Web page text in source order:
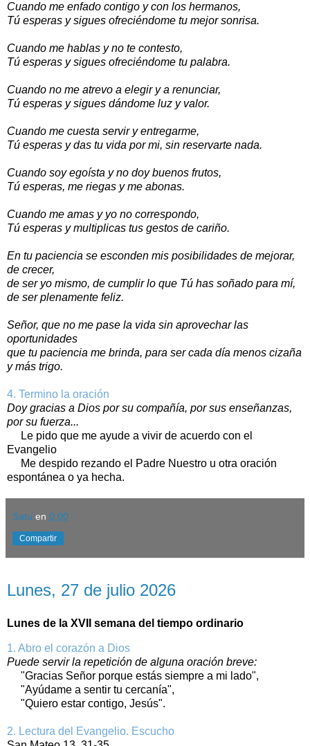
Cuando me enfado contigo y con los hermanos,
Tú esperas y sigues ofreciéndome tu mejor sonrisa.
Cuando me hablas y no te contesto,
Tú esperas y sigues ofreciéndome tu palabra.
Cuando no me atrevo a elegir y a renunciar,
Tú esperas y sigues dándome luz y valor.
Cuando me cuesta servir y entregarme,
Tú esperas y das tu vida por mi, sin reservarte nada.
Cuando soy egoísta y no doy buenos frutos,
Tú esperas, me riegas y me abonas.
Cuando me amas y yo no correspondo,
Tú esperas y multiplicas tus gestos de cariño.
En tu paciencia se esconden mis posibilidades de mejorar,
de crecer,
de ser yo mismo, de cumplir lo que Tú has soñado para mí,
de ser plenamente feliz.
Señor, que no me pase la vida sin aprovechar las
oportunidades
que tu paciencia me brinda, para ser cada día menos cizaña
y más trigo.
4. Termino la oración
Doy gracias a Dios por su compañía, por sus enseñanzas,
por su fuerza...
Le pido que me ayude a vivir de acuerdo con el
Evangelio
Me despido rezando el Padre Nuestro u otra oración
espontánea o ya hecha.
Satu en 0:00
Compartir
Lunes, 27 de julio 2026
Lunes de la XVII semana del tiempo ordinario
1. Abro el corazón a Dios
Puede servir la repetición de alguna oración breve:
"Gracias Señor porque estás siempre a mi lado",
"Ayúdame a sentir tu cercanía",
"Quiero estar contigo, Jesús".
2. Lectura del Evangelio. Escucho